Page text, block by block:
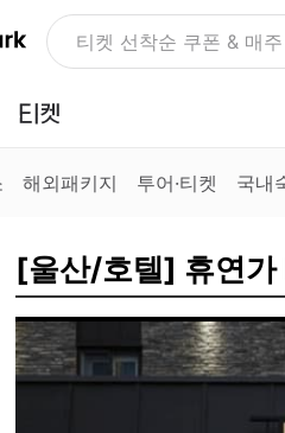
NOLDAY, 최대 70% 여
해외패키지 투어·티켓 국내
[울산/호텔] 휴연가